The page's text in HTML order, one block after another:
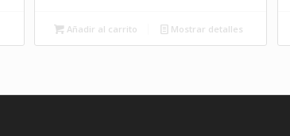
Añadir al carrito Mostrar detalles